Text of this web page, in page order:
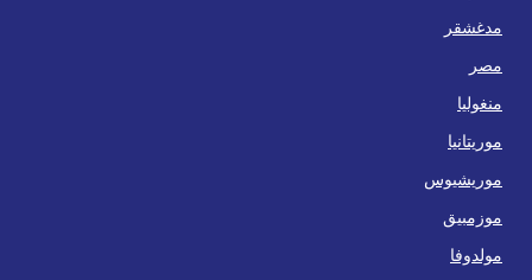
مدغشقر
مصر
منغوليا
موريتانيا
موريشيوس
موزمبيق
مولدوفا